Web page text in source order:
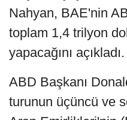
Nahyan, BAE'nin
toplam 1,4 trilyon
yapacağını açıkladı.
ABD Başkanı
turunun üçüncü ve